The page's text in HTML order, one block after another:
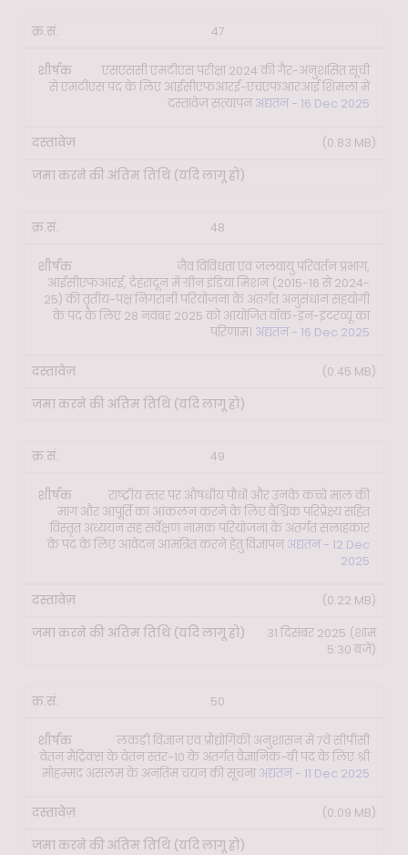
47
एसएससी एमटीएस परीक्षा 2024 की गैर-अनुशंसित सूची
से एमटीएस पद के लिए आईसीएफआरई-एचएफआरआई शिमला में
दस्तावेज़ सत्यापनअद्यतन - 16 Dec 2025
(0.83 MB)
48
जैव विविधता एवं जलवायु परिवर्तन प्रभाग,
आईसीएफआरई, देहरादून में ग्रीन इंडिया मिशन (2015-16 से 2024-
25) की तृतीय-पक्ष निगरानी परियोजना के अंतर्गत अनुसंधान सहयोगी
के पद के लिए 28 नवंबर 2025 को आयोजित वॉक-इन-इंटरव्यू का
परिणाम। अद्यतन - 16 Dec 2025
(0.45 MB)
49
राष्ट्रीय स्तर पर औषधीय पौधों और उनके कच्चे माल की
मांग और आपूर्ति का आकलन करने के लिए वैश्विक परिप्रेक्ष्य सहित
विस्तृत अध्ययन सह सर्वेक्षण नामक परियोजना के अंतर्गत सलाहकार
के पद के लिए आवेदन आमंत्रित करने हेतु विज्ञापनअद्यतन - 12 Dec
2025
(0.22 MB)
31 दिसंबर 2025 (शाम
5:30 बजे)
50
लकड़ी विज्ञान एवं प्रौद्योगिकी अनुशासन में 7वें सीपीसी
वेतन मैट्रिक्स के वेतन स्तर-10 के अंतर्गत वैज्ञानिक-बी पद के लिए श्री
मोहम्मद असलम के अनंतिम चयन की सूचनाअद्यतन - 11 Dec 2025
(0.09 MB)